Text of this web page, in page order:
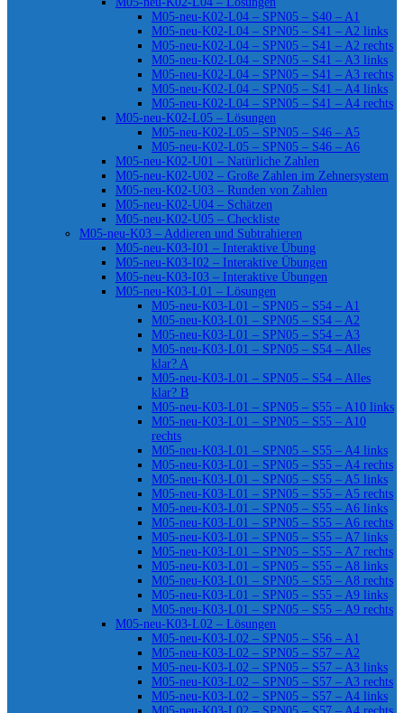
M05-neu-K02-L04 – SPN05 – S40 – A1
M05-neu-K02-L04 – SPN05 – S41 – A2 links
M05-neu-K02-L04 – SPN05 – S41 – A2 rechts
M05-neu-K02-L04 – SPN05 – S41 – A3 links
M05-neu-K02-L04 – SPN05 – S41 – A3 rechts
M05-neu-K02-L04 – SPN05 – S41 – A4 links
M05-neu-K02-L04 – SPN05 – S41 – A4 rechts
M05-neu-K02-L05 – Lösungen
M05-neu-K02-L05 – SPN05 – S46 – A5
M05-neu-K02-L05 – SPN05 – S46 – A6
M05-neu-K02-U01 – Natürliche Zahlen
M05-neu-K02-U02 – Große Zahlen im Zehnersystem
M05-neu-K02-U03 – Runden von Zahlen
M05-neu-K02-U04 – Schätzen
M05-neu-K02-U05 – Checkliste
M05-neu-K03 – Addieren und Subtrahieren
M05-neu-K03-I01 – Interaktive Übung
M05-neu-K03-I02 – Interaktive Übungen
M05-neu-K03-I03 – Interaktive Übungen
M05-neu-K03-L01 – Lösungen
M05-neu-K03-L01 – SPN05 – S54 – A1
M05-neu-K03-L01 – SPN05 – S54 – A2
M05-neu-K03-L01 – SPN05 – S54 – A3
M05-neu-K03-L01 – SPN05 – S54 – Alles
klar? A
M05-neu-K03-L01 – SPN05 – S54 – Alles
klar? B
M05-neu-K03-L01 – SPN05 – S55 – A10 links
M05-neu-K03-L01 – SPN05 – S55 – A10
rechts
M05-neu-K03-L01 – SPN05 – S55 – A4 links
M05-neu-K03-L01 – SPN05 – S55 – A4 rechts
M05-neu-K03-L01 – SPN05 – S55 – A5 links
M05-neu-K03-L01 – SPN05 – S55 – A5 rechts
M05-neu-K03-L01 – SPN05 – S55 – A6 links
M05-neu-K03-L01 – SPN05 – S55 – A6 rechts
M05-neu-K03-L01 – SPN05 – S55 – A7 links
M05-neu-K03-L01 – SPN05 – S55 – A7 rechts
M05-neu-K03-L01 – SPN05 – S55 – A8 links
M05-neu-K03-L01 – SPN05 – S55 – A8 rechts
M05-neu-K03-L01 – SPN05 – S55 – A9 links
M05-neu-K03-L01 – SPN05 – S55 – A9 rechts
M05-neu-K03-L02 – Lösungen
M05-neu-K03-L02 – SPN05 – S56 – A1
M05-neu-K03-L02 – SPN05 – S57 – A2
M05-neu-K03-L02 – SPN05 – S57 – A3 links
M05-neu-K03-L02 – SPN05 – S57 – A3 rechts
M05-neu-K03-L02 – SPN05 – S57 – A4 links